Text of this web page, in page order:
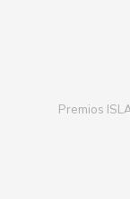
Premios